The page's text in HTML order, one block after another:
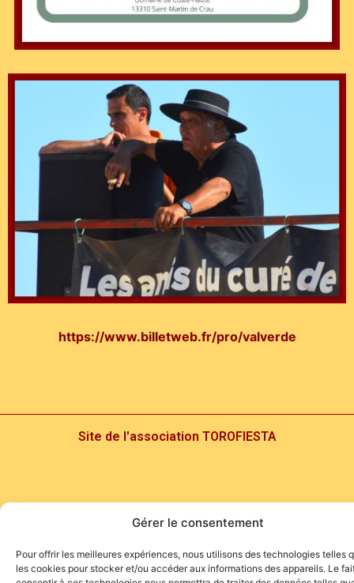
Gérer le consentement
Pour offrir les meilleures expériences, nous utilisons des technologies telles
les cookies pour stocker et/ou accéder aux informations des appareils. Le
https://www.billetweb.fr/pro/valverde
Site de l'association TOROFIESTA